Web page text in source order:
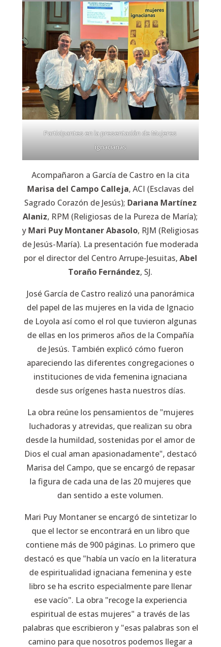
Participantes en la presentación de Mujeres
ignacianas
Acompañaron a García de Castro en la cita
Marisa del Campo Calleja, ACI (Esclavas del
Sagrado Corazón de Jesús); Dariana Martínez
Alaniz, RPM (Religiosas de la Pureza de María);
y Mari Puy Montaner Abasolo, RJM (Religiosas
de Jesús-María). La presentación fue moderada
por el director del Centro Arrupe-Jesuitas, Abel
Toraño Fernández, SJ.
José García de Castro realizó una panorámica
del papel de las mujeres en la vida de Ignacio
de Loyola así como el rol que tuvieron algunas
de ellas en los primeros años de la Compañía
de Jesús. También explicó cómo fueron
apareciendo las diferentes congregaciones o
instituciones de vida femenina ignaciana
desde sus orígenes hasta nuestros días.
La obra reúne los pensamientos de "mujeres
luchadoras y atrevidas, que realizan su obra
desde la humildad, sostenidas por el amor de
Dios el cual aman apasionadamente", destacó
Marisa del Campo, que se encargó de repasar
la figura de cada una de las 20 mujeres que
dan sentido a este volumen.
Mari Puy Montaner se encargó de sintetizar lo
que el lector se encontrará en un libro que
contiene más de 900 páginas. Lo primero que
destacó es que "había un vacío en la literatura
de espiritualidad ignaciana femenina y este
libro se ha escrito especialmente pare llenar
ese vacío". La obra "recoge la experiencia
espiritual de estas mujeres" a través de las
palabras que escribieron y "esas palabras son el
camino para que nosotros podemos llegar a